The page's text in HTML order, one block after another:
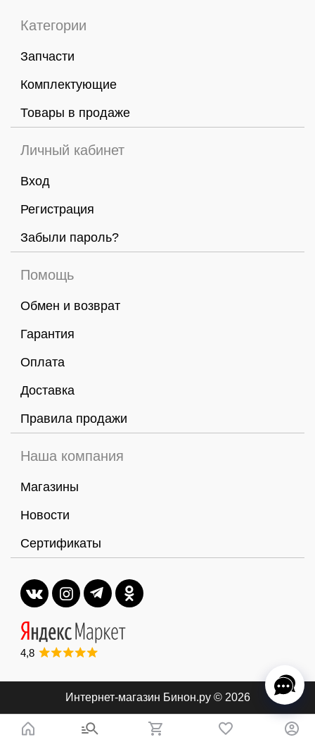
Категории
Запчасти
Комплектующие
Товары в продаже
Личный кабинет
Вход
Регистрация
Забыли пароль?
Помощь
Обмен и возврат
Гарантия
Оплата
Доставка
Правила продажи
Наша компания
Магазины
Новости
Сертификаты
4,8
Интернет-магазин Бинон.ру © 2026